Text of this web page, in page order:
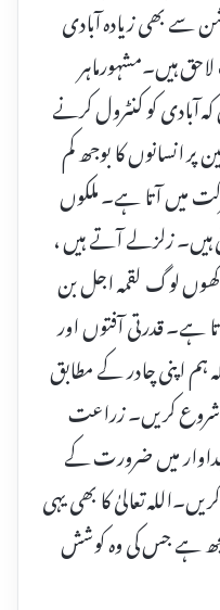
بھی زیادہ آبادی
ہیں۔مشہورماہر
آبادی کو کنٹرول کرنے
پر انسانوں کا بوجھ کم
میں آتا ہے۔ ملکوں
ہیں۔ زلزلے آتے ہیں ،
لوگ لقمہ اجل بن
ہے۔ قدرتی آفتوں اور
ہم اپنی چادر کے مطابق
کریں۔ زراعت
میں ضرورت کے
تعالیٰ کا بھی یہی
ہے جس کی وہ کوشش